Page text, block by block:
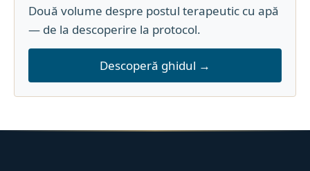
Două volume despre postul terapeutic cu apă
— de la descoperire la protocol.
Descoperă ghidul →